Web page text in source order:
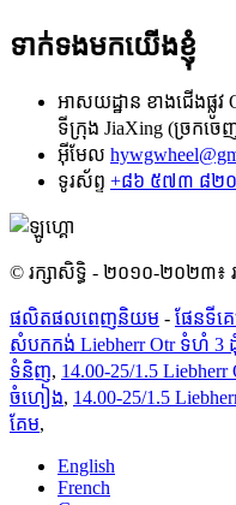
ទាក់ទងមកយើងខ្ញុំ
អាសយដ្ឋាន ខាងជើងផ្លូវ
ទីក្រុង JiaXing (ច្រកចេ
អ៊ីមែល
ទូរស័ព្ទ +៨៦ ៥៧៣ ៨២
© រក្សាសិទ្ធិ - ២០១០-២០២៣៖
ផលិតផលពេញនិយម - ផែនទីគ
សំបកកង់ Liebherr Otr ទំហំ 3
ទំនិញ, 14.00-25/1.5 Liebherr
ចំហៀង, 14.00-25/1.5
គែម,
English
French